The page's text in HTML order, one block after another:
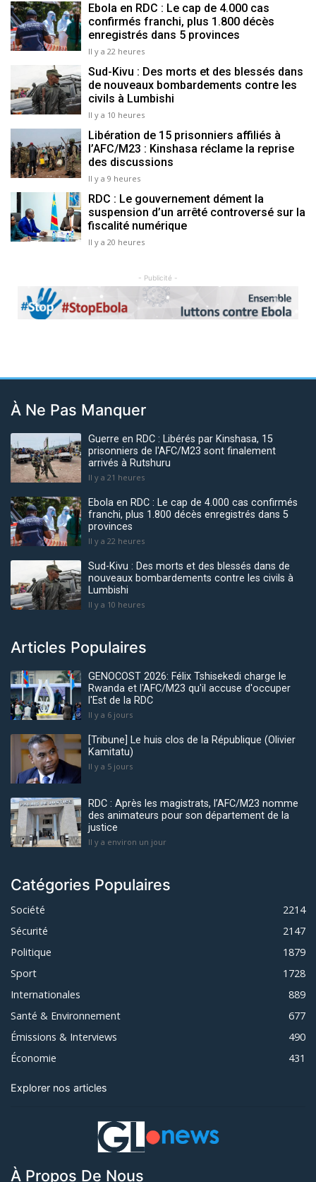
Ebola en RDC : Le cap de 4.000 cas
confirmés franchi, plus 1.800 décès
enregistrés dans 5 provinces
Il y a 22 heures
Sud-Kivu : Des morts et des blessés dans
de nouveaux bombardements contre les
civils à Lumbishi
Il y a 10 heures
Libération de 15 prisonniers affiliés à
l’AFC/M23 : Kinshasa réclame la reprise
des discussions
Il y a 9 heures
RDC : Le gouvernement dément la
suspension d’un arrêté controversé sur la
fiscalité numérique
Il y a 20 heures
- Publicité -
Previous Next
À Ne Pas Manquer
Guerre en RDC : Libérés par Kinshasa, 15
prisonniers de l'AFC/M23 sont finalement
arrivés à Rutshuru
Il y a 21 heures
Ebola en RDC : Le cap de 4.000 cas confirmés
franchi, plus 1.800 décès enregistrés dans 5
provinces
Il y a 22 heures
Sud-Kivu : Des morts et des blessés dans de
nouveaux bombardements contre les civils à
Lumbishi
Il y a 10 heures
Articles Populaires
GENOCOST 2026: Félix Tshisekedi charge le
Rwanda et l'AFC/M23 qu'il accuse d'occuper
l'Est de la RDC
Il y a 6 jours
[Tribune] Le huis clos de la République (Olivier
Kamitatu)
Il y a 5 jours
RDC : Après les magistrats, l’AFC/M23 nomme
des animateurs pour son département de la
justice
Il y a environ un jour
Catégories Populaires
Société
2214
Sécurité
2147
Politique
1879
Sport
1728
Internationales
889
Santé & Environnement
677
Émissions & Interviews
490
Économie
431
Explorer nos articles
À Propos De Nous